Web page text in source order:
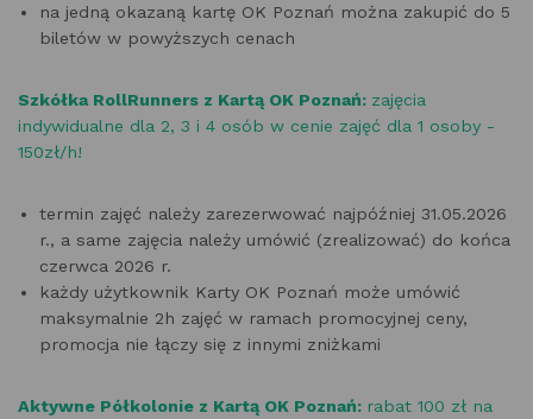
na jedną okazaną kartę OK Poznań można zakupić do 5
biletów w powyższych cenach
Szkółka RollRunners z Kartą OK Poznań: zajęcia
indywidualne dla 2, 3 i 4 osób w cenie zajęć dla 1 osoby -
150zł/h!
termin zajęć należy zarezerwować najpóźniej 31.05.2026
r., a same zajęcia należy umówić (zrealizować) do końca
czerwca 2026 r.
każdy użytkownik Karty OK Poznań może umówić
maksymalnie 2h zajęć w ramach promocyjnej ceny,
promocja nie łączy się z innymi zniżkami
Aktywne Półkolonie z Kartą OK Poznań: rabat 100 zł na